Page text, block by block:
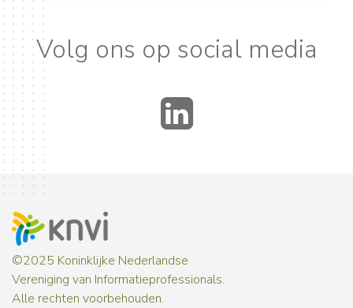
Volg ons op social media
©2025 Koninklijke Nederlandse
Vereniging van Informatieprofessionals.
Alle rechten voorbehouden.